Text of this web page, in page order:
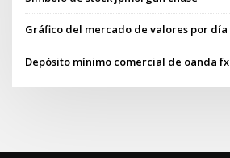
Gráfico del mercado de valores por día
Depósito mínimo comercial de oanda fx